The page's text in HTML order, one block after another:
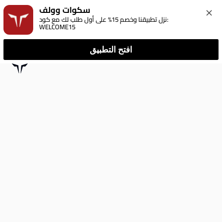
سكوات وولف
نزل تطبيقنا وخصم 15% على أول طلب لك مع كود:
WELCOME15
افتح التطبيق